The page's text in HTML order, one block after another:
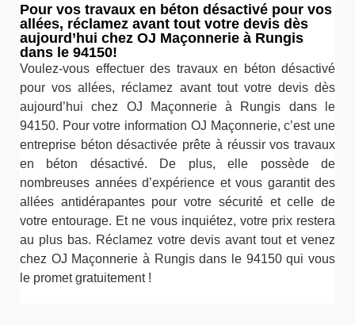
Pour vos travaux en béton désactivé pour vos
allées, réclamez avant tout votre devis dès
aujourd’hui chez OJ Maçonnerie à Rungis
dans le 94150!
Voulez-vous effectuer des travaux en béton désactivé
pour vos allées, réclamez avant tout votre devis dès
aujourd’hui chez OJ Maçonnerie à Rungis dans le
94150. Pour votre information OJ Maçonnerie, c’est une
entreprise béton désactivée prête à réussir vos travaux
en béton désactivé. De plus, elle possède de
nombreuses années d’expérience et vous garantit des
allées antidérapantes pour votre sécurité et celle de
votre entourage. Et ne vous inquiétez, votre prix restera
au plus bas. Réclamez votre devis avant tout et venez
chez OJ Maçonnerie à Rungis dans le 94150 qui vous
le promet gratuitement !